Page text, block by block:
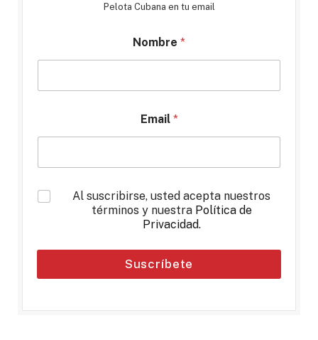
Pelota Cubana en tu email
Nombre *
Email *
*
Al suscribirse, usted acepta nuestros
términos y nuestra Política de
Privacidad.
Suscríbete